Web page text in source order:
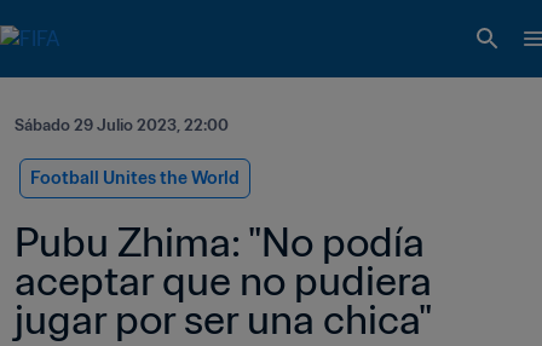
Sábado 29 Julio 2023, 22:00
Football Unites the World
Pubu Zhima: "No podía
aceptar que no pudiera
jugar por ser una chica"